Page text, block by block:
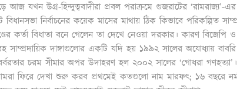
আজ যখন উগ্র-হিন্দুত্ববাদীরা প্রবল পরাক্রমে গুজরাটের
নির্বাচনের কয়েক মাসের মাথায় ঠিক কিভাবে পরিকল্পিত
কর্তা বিধাতা বনে গেলেন তা দেখে নেওয়া দরকার। কারণ
সাম্প্রদায়িক দাঙ্গাগুলোর একটি যদি হয় ১৯৯২ সালের অযোধ্যায়
চরম সীমার অপর উদাহরণ হল ২০০২ সালের ‘গোধরা গণহত্যা’।
ফিরে দেখা শুরু করব প্রথমেই কতগুলো নাম মারফৎ; ১৬ বছরে